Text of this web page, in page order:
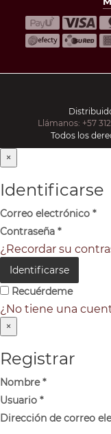
Llámanos: +57
Todos los
×
Identificarse
Correo electrónico *
Contraseña *
¿Recordar su
Identificarse
Recuérdeme
¿No tiene una
×
Registrar
Nombre*
Usuario *
Dirección de correo